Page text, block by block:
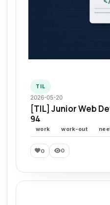
TIL
2026-05-20
[TIL] Junior Web
94
work work-out
0 0